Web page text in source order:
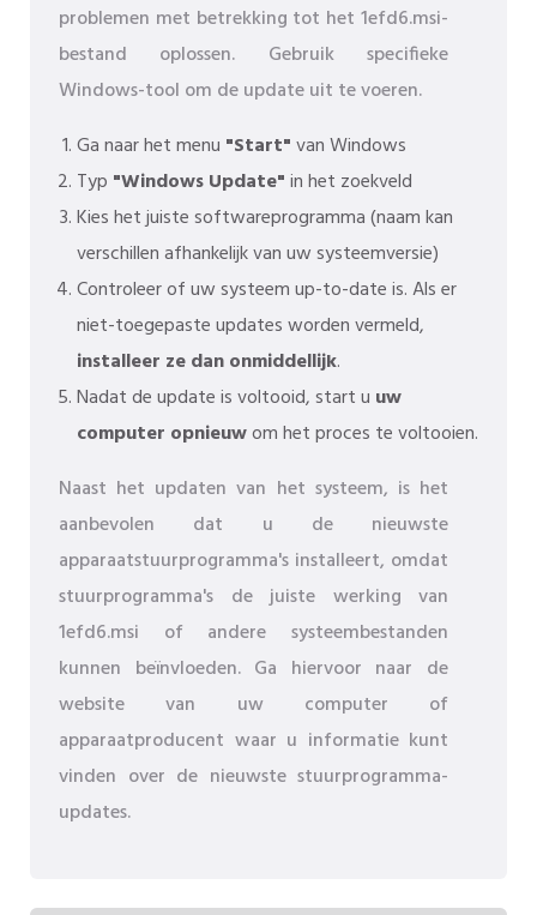
problemen met betrekking tot het 1efd6.msi-
bestand oplossen. Gebruik specifieke
Windows-tool om de update uit te voeren.
Ga naar het menu "Start"van Windows
Typ "Windows Update"in het zoekveld
Kies het juiste softwareprogramma (naam kan
verschillen afhankelijk van uw systeemversie)
Controleer of uw systeem up-to-date is. Als er
niet-toegepaste updates worden vermeld,
installeer ze dan onmiddellijk.
Nadat de update is voltooid, start u uw
computer opnieuwom het proces te voltooien.
Naast het updaten van het systeem, is het
aanbevolen dat u de nieuwste
apparaatstuurprogramma's installeert, omdat
stuurprogramma's de juiste werking van
1efd6.msi of andere systeembestanden
kunnen beïnvloeden. Ga hiervoor naar de
website van uw computer of
apparaatproducent waar u informatie kunt
vinden over de nieuwste stuurprogramma-
updates.